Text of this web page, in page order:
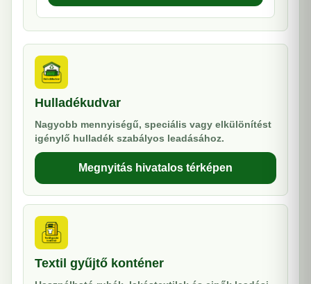
Hulladékudvar
Nagyobb mennyiségű, speciális vagy elkülönítést
igénylő hulladék szabályos leadásához.
Megnyitás hivatalos térképen
Textil gyűjtő konténer